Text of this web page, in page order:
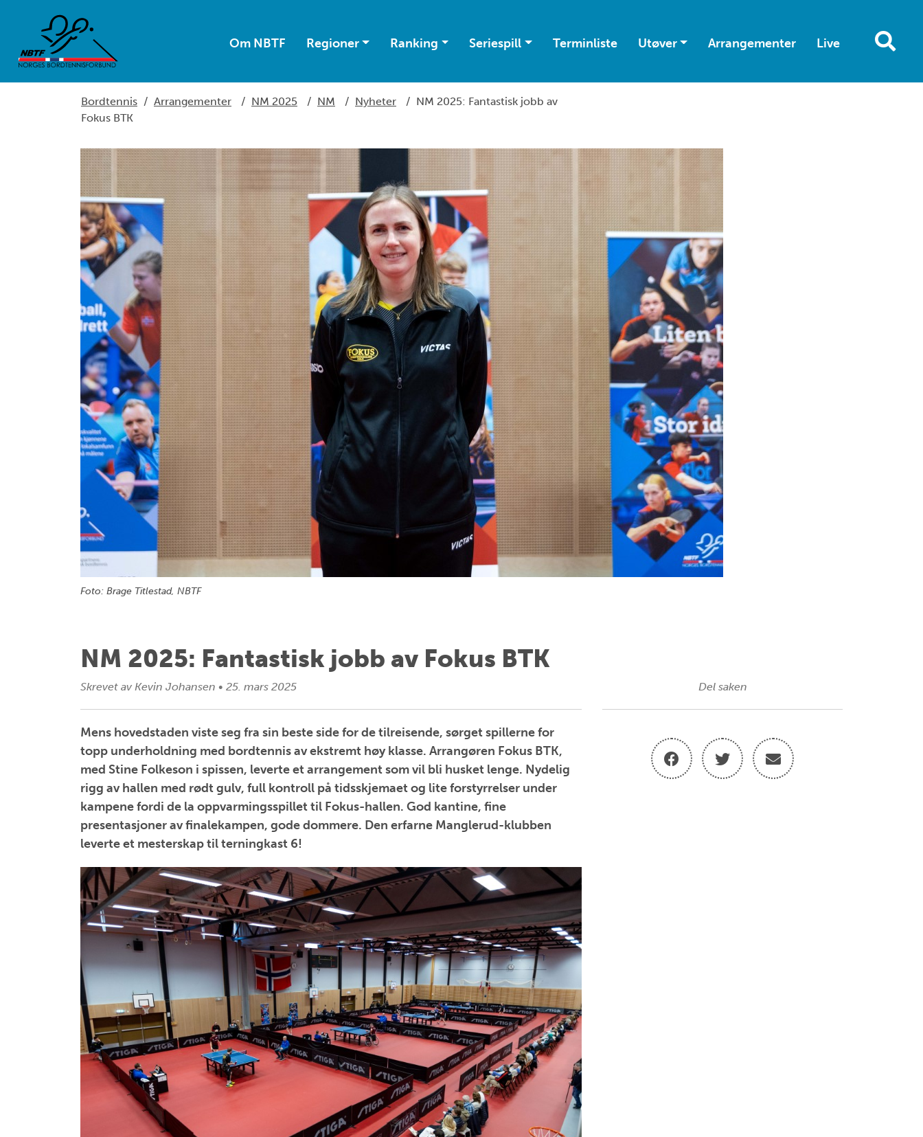
Om NBTF Regioner Ranking Seriespill Terminliste Utøver Arrangementer Live
Bordtennis / Arrangementer / NM 2025 / NM / Nyheter / NM 2025: Fantastisk jobb av
Fokus BTK
Foto: Brage Titlestad, NBTF
NM 2025: Fantastisk jobb av Fokus BTK
Skrevet av Kevin Johansen • 25. mars 2025
Mens hovedstaden viste seg fra sin beste side for de tilreisende, sørget spillerne for
topp underholdning med bordtennis av ekstremt høy klasse. Arrangøren Fokus BTK,
med Stine Folkeson i spissen, leverte et arrangement som vil bli husket lenge. Nydelig
rigg av hallen med rødt gulv, full kontroll på tidsskjemaet og lite forstyrrelser under
kampene fordi de la oppvarmingsspillet til Fokus-hallen. God kantine, fine
presentasjoner av finalekampen, gode dommere. Den erfarne Manglerud-klubben
leverte et mesterskap til terningkast 6!
Del saken